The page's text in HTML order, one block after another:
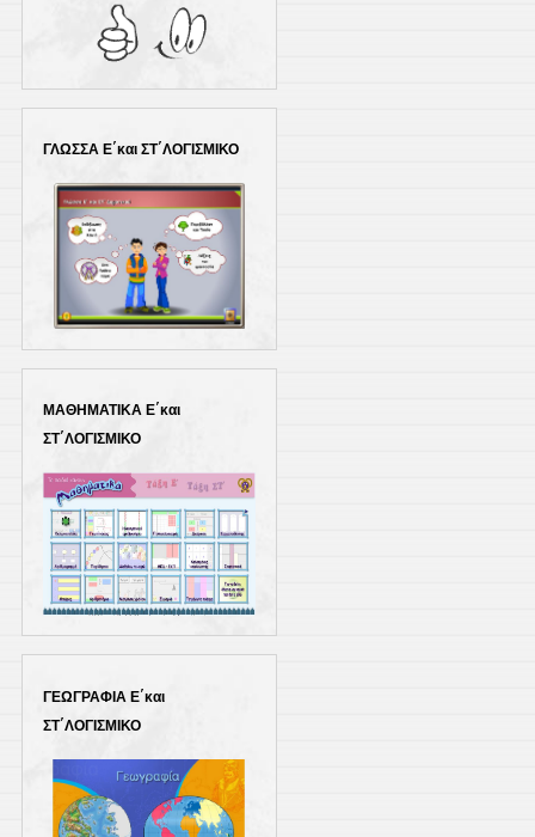
ΓΛΩΣΣΑ Ε΄και ΣΤ΄ΛΟΓΙΣΜΙΚΟ
ΜΑΘΗΜΑΤΙΚΑ Ε΄και
ΣΤ΄ΛΟΓΙΣΜΙΚΟ
ΓΕΩΓΡΑΦΙΑ Ε΄και
ΣΤ΄ΛΟΓΙΣΜΙΚΟ